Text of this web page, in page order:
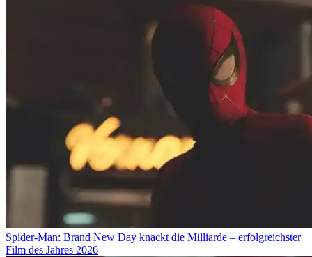
Spider-Man: Brand New Day knackt die Milliarde – erfolgreichster
Film des Jahres 2026